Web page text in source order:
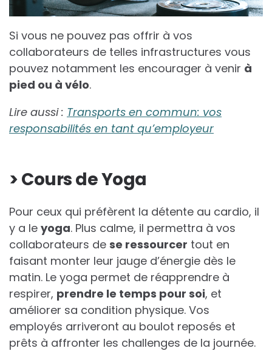
Si vous ne pouvez pas offrir à vos
collaborateurs de telles infrastructures vous
pouvez notamment les encourager à venir à
pied ou à vélo.
Lire aussi : Transports en commun: vos
responsabilités en tant qu’employeur
> Cours de Yoga
Pour ceux qui préfèrent la détente au cardio, il
y a le yoga. Plus calme, il permettra à vos
collaborateurs de se ressourcer tout en
faisant monter leur jauge d’énergie dès le
matin. Le yoga permet de réapprendre à
respirer, prendre le temps pour soi, et
améliorer sa condition physique. Vos
employés arriveront au boulot reposés et
prêts à affronter les challenges de la journée.